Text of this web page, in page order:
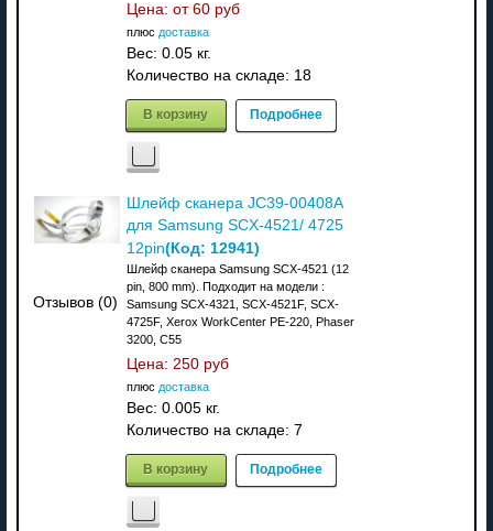
Цена: от 60 руб
плюс доставка
Вес: 0.05 кг.
Количество на складе: 18
В корзину Подробнее
Отзывов (0)
Шлейф сканера JC39-00408A
для Samsung SCX-4521/ 4725
12pin(Код: 12941)
Шлейф сканера Samsung SCX-4521 (12
pin, 800 mm). Подходит на модели :
Samsung SCX-4321, SCX-4521F, SCX-
4725F, Xerox WorkCenter PE-220, Phaser
3200, C55
Цена: 250 руб
плюс доставка
Вес: 0.005 кг.
Количество на складе: 7
В корзину Подробнее